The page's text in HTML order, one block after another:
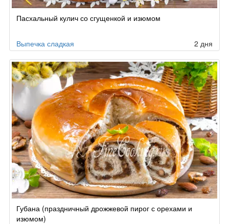
Пасхальный кулич со сгущенкой и изюмом
Выпечка сладкая 2 дня
Губана (праздничный дрожжевой пирог с орехами и
изюмом)